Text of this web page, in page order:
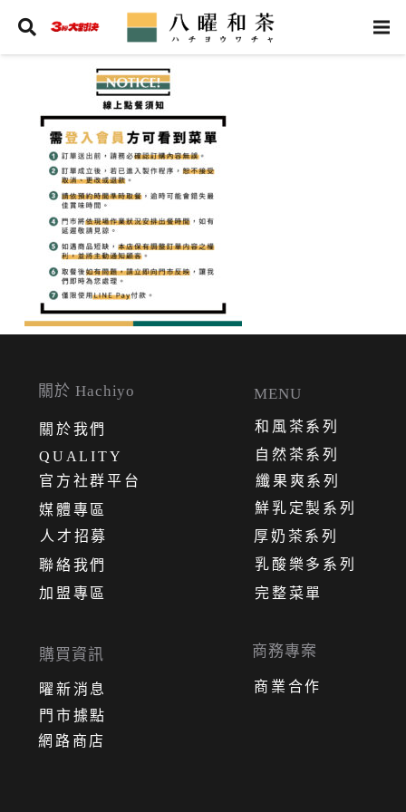
人才招募
關於 Hachiyo
關 於我們
QUALITY
官方社群平台
媒體專區
網路商店
門市據點
曜新消息
購買資訊
聯絡我們
加盟專區
商務專案
商業合作
乳酸樂多系列
厚奶茶系列
鮮乳定製系列
纖果爽系列
自然茶系列
和風茶系列
MENU
完整菜單